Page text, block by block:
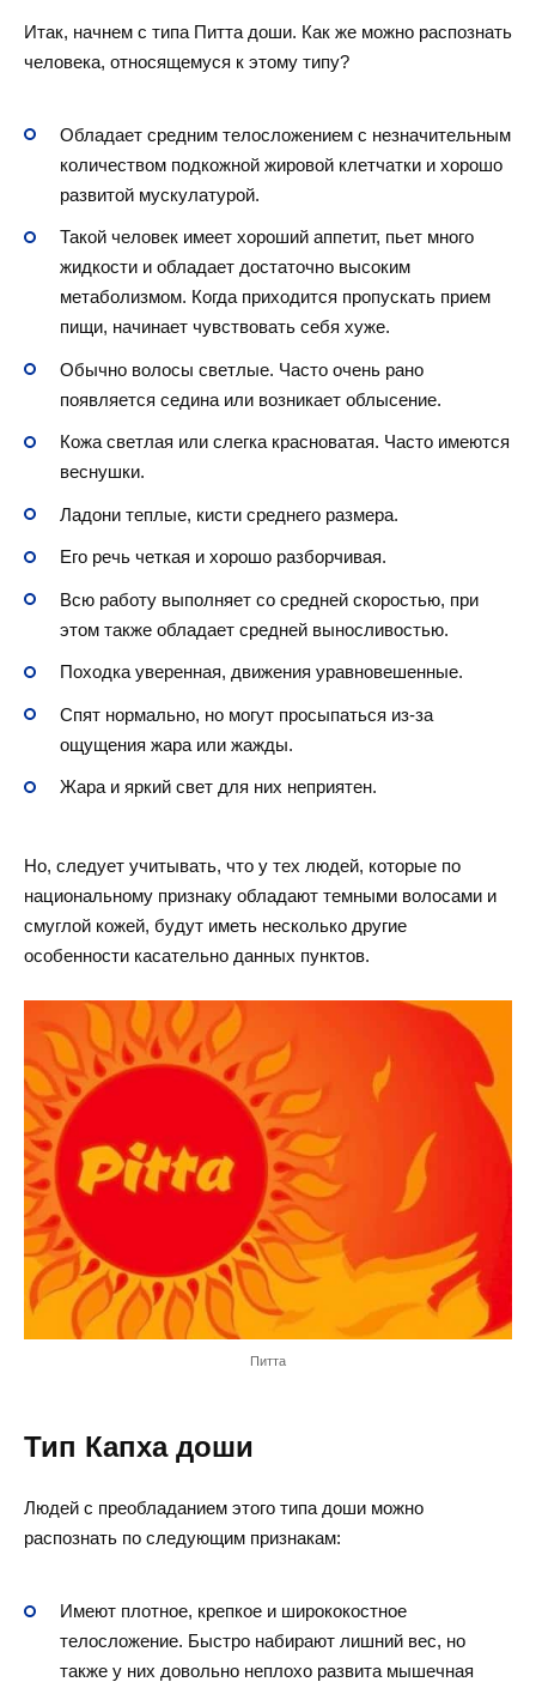
Итак, начнем с типа Питта доши. Как же можно распознать
человека, относящемуся к этому типу?
Обладает средним телосложением с незначительным
количеством подкожной жировой клетчатки и хорошо
развитой мускулатурой.
Такой человек имеет хороший аппетит, пьет много
жидкости и обладает достаточно высоким
метаболизмом. Когда приходится пропускать прием
пищи, начинает чувствовать себя хуже.
Обычно волосы светлые. Часто очень рано
появляется седина или возникает облысение.
Кожа светлая или слегка красноватая. Часто имеются
веснушки.
Ладони теплые, кисти среднего размера.
Его речь четкая и хорошо разборчивая.
Всю работу выполняет со средней скоростью, при
этом также обладает средней выносливостью.
Походка уверенная, движения уравновешенные.
Спят нормально, но могут просыпаться из-за
ощущения жара или жажды.
Жара и яркий свет для них неприятен.
Но, следует учитывать, что у тех людей, которые по
национальному признаку обладают темными волосами и
смуглой кожей, будут иметь несколько другие
особенности касательно данных пунктов.
Питта
Тип Капха доши
Людей с преобладанием этого типа доши можно
распознать по следующим признакам:
Имеют плотное, крепкое и ширококостное
телосложение. Быстро набирают лишний вес, но
также у них довольно неплохо развита мышечная